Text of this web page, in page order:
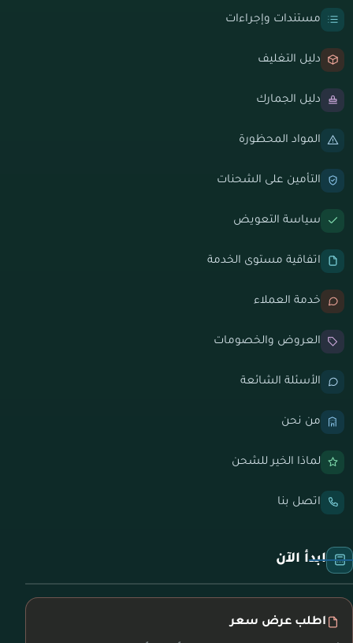
مستندات وإجراءات
دليل التغليف
دليل الجمارك
المواد المحظورة
التأمين على الشحنات
سياسة التعويض
اتفاقية مستوى الخدمة
خدمة العملاء
العروض والخصومات
الأسئلة الشائعة
من نحن
لماذا الخير للشحن
اتصل بنا
ابدأ الآن
اطلب عرض سعر